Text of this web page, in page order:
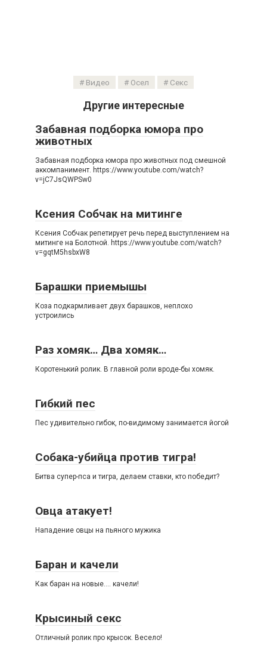
Видео Осел Секс
Другие интересные
Забавная подборка юмора про
животных
Забавная подборка юмора про животных под смешной
аккомпанимент. https://www.youtube.com/watch?
v=jC7JsQWPSw0
Ксения Собчак на митинге
Ксения Собчак репетирует речь перед выступлением на
митинге на Болотной. https://www.youtube.com/watch?
v=gqtM5hsbxW8
Барашки приемышы
Коза подкармливает двух барашков, неплохо
устроились
Раз хомяк… Два хомяк…
Коротенький ролик. В главной роли вроде-бы хомяк.
Гибкий пес
Пес удивительно гибок, по-видимому занимается йогой
Собака-убийца против тигра!
Битва супер-пса и тигра, делаем ставки, кто победит?
Овца атакует!
Нападение овцы на пьяного мужика
Баран и качели
Как баран на новые…. качели!
Крысиный секс
Отличный ролик про крысок. Весело!